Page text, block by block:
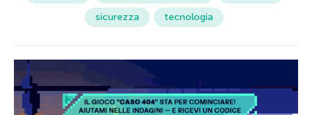
sicurezza
tecnologia